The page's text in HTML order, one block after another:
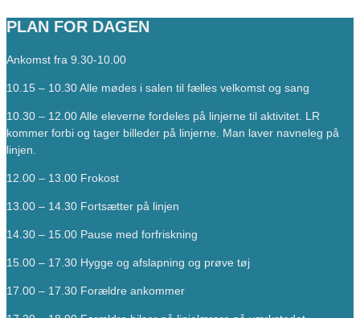
PLAN FOR DAGEN
Ankomst fra 9.30-10.00
10.15 – 10.30 Alle mødes i salen til fælles velkomst og sang
10.30 – 12.00 Alle eleverne fordeles på linjerne til aktivitet. LR
kommer forbi og tager billeder på linjerne. Man laver navneleg på
linjen.
12.00 – 13.00 Frokost
13.00 – 14.30 Fortsætter på linjen
14.30 – 15.00 Pause med forfriskning
15.00 – 17.30 Hygge og afslapning og prøve tøj
17.00 – 17.30 Forældre ankommer